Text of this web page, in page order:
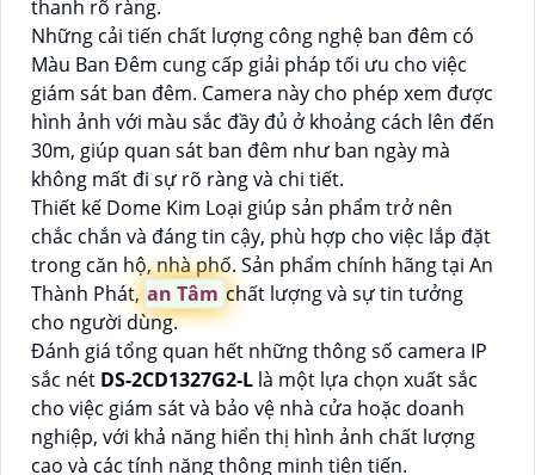
thanh rõ ràng.
Những cải tiến chất lượng công nghệ ban đêm có
Màu Ban Đêm cung cấp giải pháp tối ưu cho việc
giám sát ban đêm. Camera này cho phép xem được
hình ảnh với màu sắc đầy đủ ở khoảng cách lên đến
30m, giúp quan sát ban đêm như ban ngày mà
không mất đi sự rõ ràng và chi tiết.
Thiết kế Dome Kim Loại giúp sản phẩm trở nên
chắc chắn và đáng tin cậy, phù hợp cho việc lắp đặt
trong căn hộ, nhà phố. Sản phẩm chính hãng tại An
Thành Phát, an Tâm chất lượng và sự tin tưởng
cho người dùng.
Đánh giá tổng quan hết những thông số camera IP
sắc nét DS-2CD1327G2-L là một lựa chọn xuất sắc
cho việc giám sát và bảo vệ nhà cửa hoặc doanh
nghiệp, với khả năng hiển thị hình ảnh chất lượng
cao và các tính năng thông minh tiên tiến.